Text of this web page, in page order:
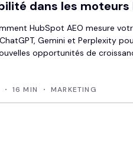
dans les moteurs
HubSpot AEO mesure
Gemini et Perplexity
opportunités de
16 MIN MARKETING